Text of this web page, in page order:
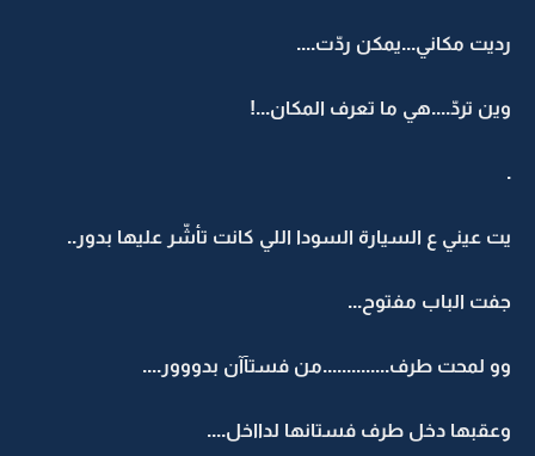
رديت مكاني...يمكن ردّت....
وين تردّ....هي ما تعرف المكان...!
.
يت عيني ع السيارة السودا اللي كانت تأشّر عليها بدور..
جفت الباب مفتوح...
وو لمحت طرف..............من فستآآن بدووور....
وعقبها دخل طرف فستانها لدااخل....